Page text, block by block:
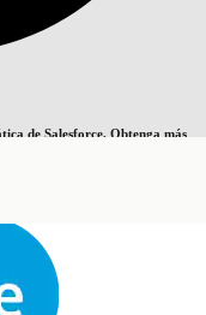
de Salesforce. Obtenga más